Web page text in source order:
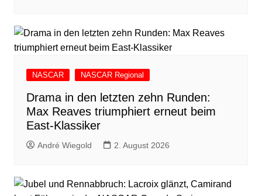
NASCAR NASCAR Regional
Drama in den letzten zehn Runden:
Max Reaves triumphiert erneut beim
East-Klassiker
André Wiegold 2. August 2026